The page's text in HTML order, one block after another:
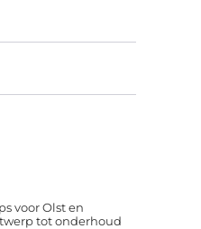
voor Olst en
tot onderhoud